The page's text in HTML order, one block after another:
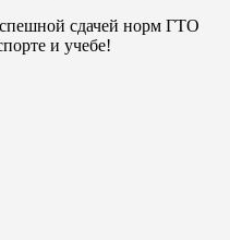
сдачей норм ГТО
и учебе!